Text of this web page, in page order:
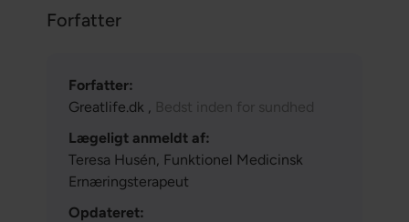
Forfatter
Forfatter:
Greatlife.dk , Bedst inden for sundhed
Lægeligt anmeldt af:
Teresa Husén, Funktionel Medicinsk
Ernæringsterapeut
Opdateret: